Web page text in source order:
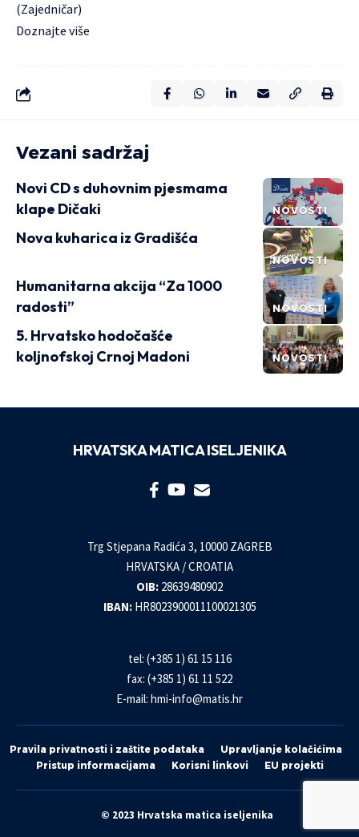
(Zajedničar)
Doznajte više
Vezani sadržaj
NOVOSTI
Novi CD s duhovnim pjesmama
klape Dičaki
NOVOSTI
Nova kuharica iz Gradišća
NOVOSTI
Humanitarna akcija “Za 1000
radosti”
NOVOSTI
5. Hrvatsko hodočašće
koljnofskoj Crnoj Madoni
HRVATSKA MATICA ISELJENIKA
Trg Stjepana Radića 3, 10000 ZAGREB
HRVATSKA / CROATIA
OIB: 28639480902
IBAN: HR8023900011100021305
tel: (+385 1) 61 15 116
fax: (+385 1) 61 11 522
E-mail: hmi-info@matis.hr
Pravila privatnosti i zaštite podataka
Upravljanje kolačićima
Pristup informacijama
Korisni linkovi EU projekti
© 2023 Hrvatska matica iseljenika